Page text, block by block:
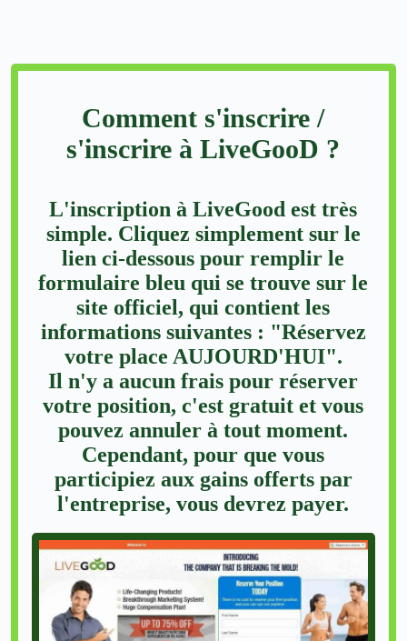
Comment s'inscrire /
s'inscrire à LiveGooD ?
L'inscription à LiveGood est très
simple. Cliquez simplement sur le
lien ci-dessous pour remplir le
formulaire bleu qui se trouve sur le
site officiel, qui contient les
informations suivantes : "Réservez
votre place AUJOURD'HUI".
Il n'y a aucun frais pour réserver
votre position, c'est gratuit et vous
pouvez annuler à tout moment.
Cependant, pour que vous
participiez aux gains offerts par
l'entreprise, vous devrez payer.